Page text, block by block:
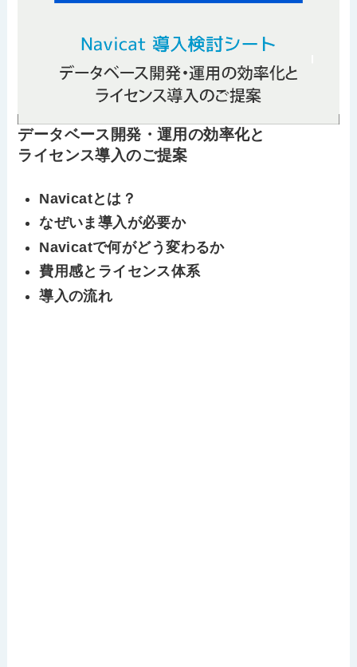
データベース開発・運用の効率化と
ライセンス導入のご提案
Navicatとは？
なぜいま導入が必要か
Navicatで何がどう変わるか
費用感とライセンス体系
導入の流れ